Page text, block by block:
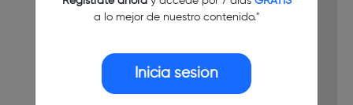
a lo mejor de nuestro contenido."
Inicia sesión